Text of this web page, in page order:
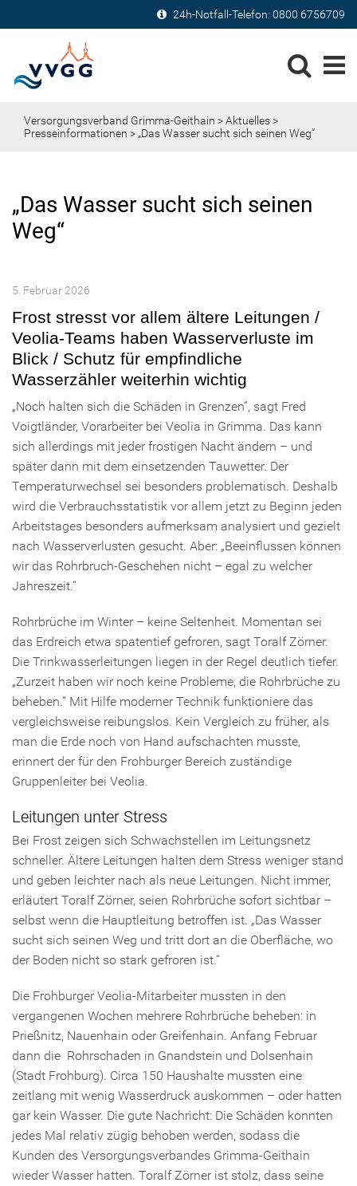
24h-Notfall-Telefon: 0800 6756709
Versorgungsverband Grimma-Geithain >Aktuelles>
Presseinformationen > „Das Wasser sucht sich seinen Weg“
„Das Wasser sucht sich seinen
Weg“
5. Februar 2026
Frost stresst vor allem ältere Leitungen /
Veolia-Teams haben Wasserverluste im
Blick / Schutz für empfindliche
Wasserzähler weiterhin wichtig
„Noch halten sich die Schäden in Grenzen“, sagt Fred
Voigtländer, Vorarbeiter bei Veolia in Grimma. Das kann
sich allerdings mit jeder frostigen Nacht ändern – und
später dann mit dem einsetzenden Tauwetter. Der
Temperaturwechsel sei besonders problematisch. Deshalb
wird die Verbrauchsstatistik vor allem jetzt zu Beginn jeden
Arbeitstages besonders aufmerksam analysiert und gezielt
nach Wasserverlusten gesucht. Aber: „Beeinflussen können
wir das Rohrbruch-Geschehen nicht – egal zu welcher
Jahreszeit.“
Rohrbrüche im Winter – keine Seltenheit. Momentan sei
das Erdreich etwa spatentief gefroren, sagt Toralf Zörner.
Die Trinkwasserleitungen liegen in der Regel deutlich tiefer.
„Zurzeit haben wir noch keine Probleme, die Rohrbrüche zu
beheben.“ Mit Hilfe moderner Technik funktioniere das
vergleichsweise reibungslos. Kein Vergleich zu früher, als
man die Erde noch von Hand aufschachten musste,
erinnert der für den Frohburger Bereich zuständige
Gruppenleiter bei Veolia.
Leitungen unter Stress
Bei Frost zeigen sich Schwachstellen im Leitungsnetz
schneller. Ältere Leitungen halten dem Stress weniger stand
und geben leichter nach als neue Leitungen. Nicht immer,
erläutert Toralf Zörner, seien Rohrbrüche sofort sichtbar –
selbst wenn die Hauptleitung betroffen ist. „Das Wasser
sucht sich seinen Weg und tritt dort an die Oberfläche, wo
der Boden nicht so stark gefroren ist.“
Die Frohburger Veolia-Mitarbeiter mussten in den
vergangenen Wochen mehrere Rohrbrüche beheben: in
Prießnitz, Nauenhain oder Greifenhain. Anfang Februar
dann die Rohrschaden in Gnandstein und Dolsenhain
(Stadt Frohburg). Circa 150 Haushalte mussten eine
zeitlang mit wenig Wasserdruck auskommen – oder hatten
gar kein Wasser. Die gute Nachricht: Die Schäden konnten
jedes Mal relativ zügig behoben werden, sodass die
Kunden des Versorgungsverbandes Grimma-Geithain
wieder Wasser hatten. Toralf Zörner ist stolz, dass seine